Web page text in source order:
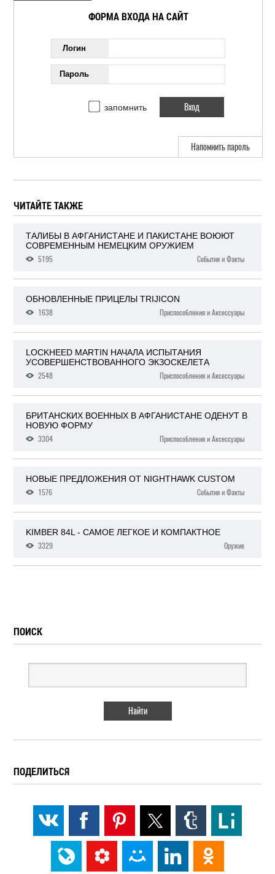
ФОРМА ВХОДА НА САЙТ
Логин
Пароль
запомнить
Напомнить пароль
ЧИТАЙТЕ ТАКЖЕ
ТАЛИБЫ В АФГАНИСТАНЕ И ПАКИСТАНЕ ВОЮЮТ
СОВРЕМЕННЫМ НЕМЕЦКИМ ОРУЖИЕМ
5195
События и Факты
ОБНОВЛЕННЫЕ ПРИЦЕЛЫ TRIJICON
1638
Приспособления и Аксессуары
LOCKHEED MARTIN НАЧАЛА ИСПЫТАНИЯ
УСОВЕРШЕНСТВОВАННОГО ЭКЗОСКЕЛЕТА
2548
Приспособления и Аксессуары
БРИТАНСКИХ ВОЕННЫХ В АФГАНИСТАНЕ ОДЕНУТ В
НОВУЮ ФОРМУ
3304
Приспособления и Аксессуары
НОВЫЕ ПРЕДЛОЖЕНИЯ ОТ NIGHTHAWK CUSTOM
1576
События и Факты
KIMBER 84L - САМОЕ ЛЕГКОЕ И КОМПАКТНОЕ
3329
Оружие
ПОИСК
ПОДЕЛИТЬСЯ